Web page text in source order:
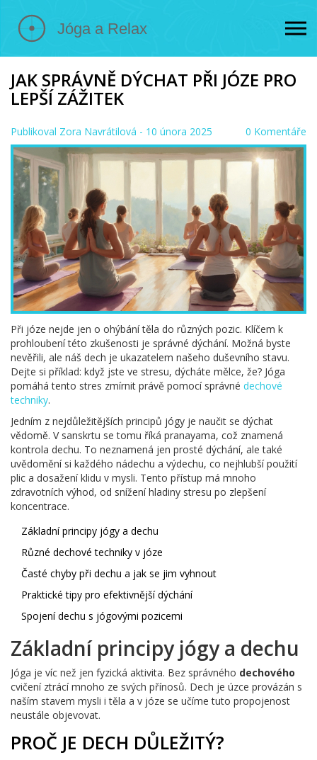
JAK SPRÁVNĚ DÝCHAT PŘI JÓZE PRO
LEPŠÍ ZÁŽITEK
Publikoval Zora Navrátilová - 10 února 2025 0 Komentáře
Při józe nejde jen o ohýbání těla do různých pozic. Klíčem k
prohloubení této zkušenosti je správné dýchání. Možná byste
nevěřili, ale náš dech je ukazatelem našeho duševního stavu.
Dejte si příklad: když jste ve stresu, dýcháte mělce, že? Jóga
pomáhá tento stres zmírnit právě pomocí správné dechové
techniky.
Jedním z nejdůležitějších principů jógy je naučit se dýchat
vědomě. V sanskrtu se tomu říká pranayama, což znamená
kontrola dechu. To neznamená jen prosté dýchání, ale také
uvědomění si každého nádechu a výdechu, co nejhlubší použití
plic a dosažení klidu v mysli. Tento přístup má mnoho
zdravotních výhod, od snížení hladiny stresu po zlepšení
koncentrace.
Základní principy jógy a dechu
Různé dechové techniky v józe
Časté chyby při dechu a jak se jim vyhnout
Praktické tipy pro efektivnější dýchání
Spojení dechu s jógovými pozicemi
Základní principy jógy a dechu
Jóga je víc než jen fyzická aktivita. Bez správného dechového
cvičení ztrácí mnoho ze svých přínosů. Dech je úzce provázán s
naším stavem mysli i těla a v józe se učíme tuto propojenost
neustále objevovat.
PROČ JE DECH DŮLEŽITÝ?